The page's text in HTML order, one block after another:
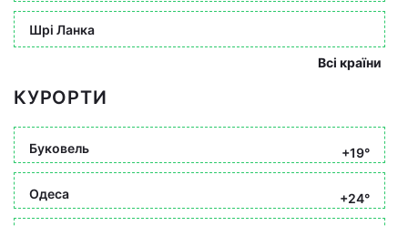
Шрі Ланка
Всі країни
КУРОРТИ
Буковель +19°
Одеса +24°